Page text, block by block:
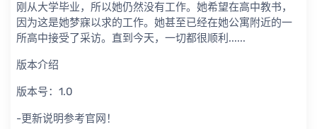
刚从大学毕业，所以她仍然没有工作。她希望在高中教书，
因为这是她梦寐以求的工作。她甚至已经在她公寓附近的一
所高中接受了采访。直到今天，一切都很顺利......
版本介绍
版本号：1.0
-更新说明参考官网！